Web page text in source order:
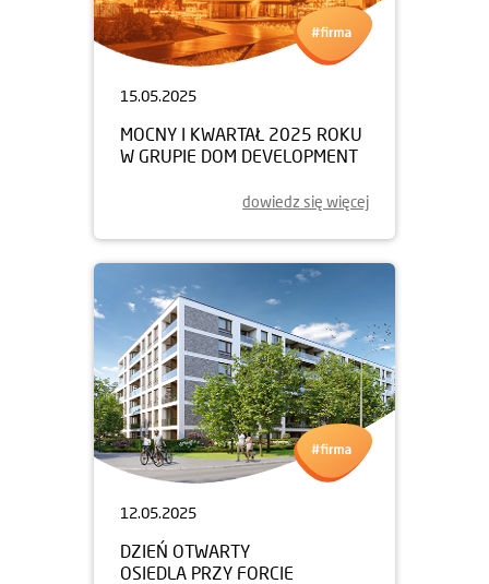
15.05.2025
MOCNY I KWARTAŁ 2025 ROKU
W GRUPIE DOM DEVELOPMENT
dowiedz się więcej
12.05.2025
DZIEŃ OTWARTY
OSIEDLA PRZY FORCIE